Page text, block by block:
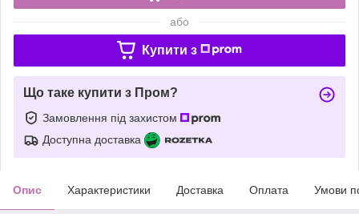
або
Купити з
Що таке купити з Пром?
Замовлення під захистом
Доступна доставка
Опис Характеристики Доставка Оплата Умови